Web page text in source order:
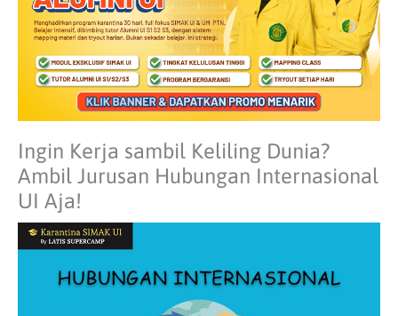
Ingin Kerja sambil Keliling Dunia?
Ambil Jurusan Hubungan Internasional
UI Aja!